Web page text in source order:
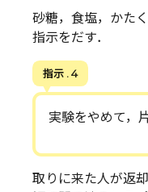
砂糖，食塩，かた
指示をだす．
指示 . 4
実験をやめて，
取りに来た人が返